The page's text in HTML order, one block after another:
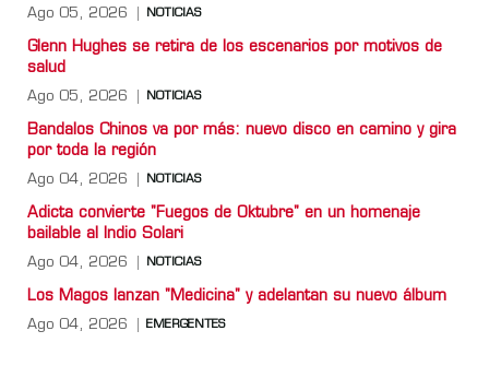
Ago 05, 2026 NOTICIAS
Glenn Hughes se retira de los escenarios por motivos de
salud
Ago 05, 2026 NOTICIAS
Bandalos Chinos va por más: nuevo disco en camino y gira
por toda la región
Ago 04, 2026 NOTICIAS
Adicta convierte "Fuegos de Oktubre" en un homenaje
bailable al Indio Solari
Ago 04, 2026 NOTICIAS
Los Magos lanzan "Medicina" y adelantan su nuevo álbum
Ago 04, 2026 EMERGENTES